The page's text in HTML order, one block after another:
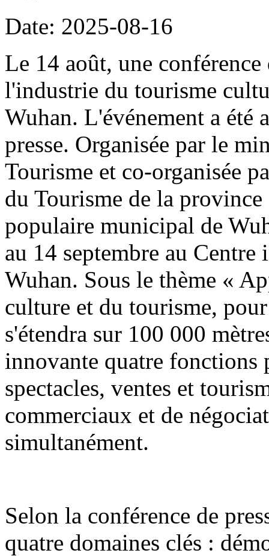
Date: 2025-08-16
Le 14 août, une
l'industrie du tourisme
Wuhan. L'événement a été
presse. Organisée par le
Tourisme et co-organisée
du Tourisme de la
populaire municipal de
au 14 septembre au
Wuhan. Sous le thème «
culture et du tourisme,
s'étendra sur 100 000
innovante quatre
spectacles, ventes et
commerciaux et de
simultanément.
Selon la conférence de
quatre domaines clés :